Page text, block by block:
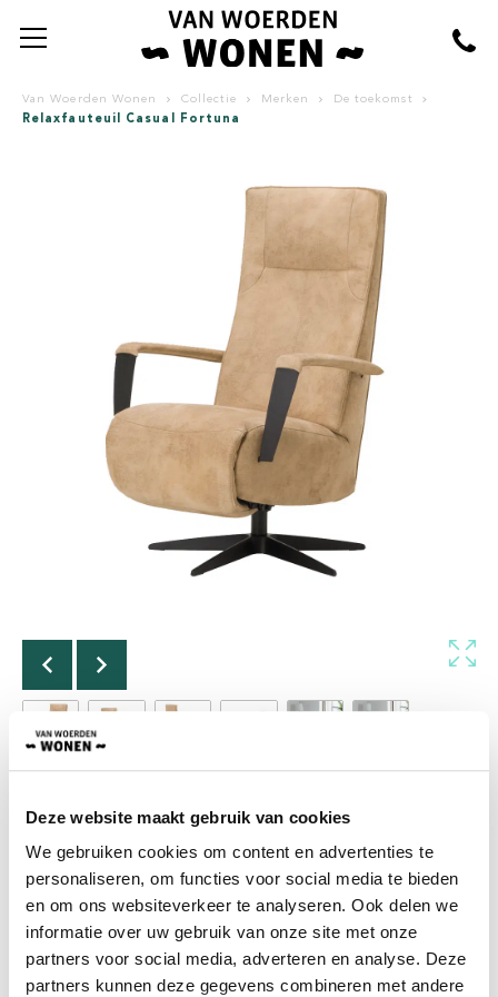
Deze website maakt gebruik van cookies
We gebruiken cookies om content en advertenties te
personaliseren, om functies voor social media te bieden
en om ons websiteverkeer te analyseren. Ook delen we
informatie over uw gebruik van onze site met onze
partners voor social media, adverteren en analyse. Deze
partners kunnen deze gegevens combineren met andere
Van Woerden Wonen Collectie Merken De toekomst
Relaxfauteuil Casual Fortuna
Fortuna
voetensteun en een verstelbare rugleuning. Deze zijn
onafhankelijk van elkaar te bedienen. De uitermate
comfortabele zithouding wordt bereikt doordat de
zitting en rugleuning een minimale achteroverhellende
positie hebben. Hiernaast heeft de relaxfauteuil een